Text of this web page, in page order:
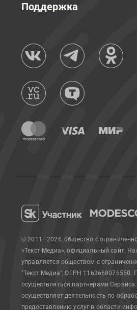
Поддержка
© 2011—2026, общество с
«Текст Медиа», официальный сайт.
управляется обществом с
"Текст Медиа", ОГРН 1163668076550.
осуществляться партнерами Сервиса.
осуществляет деятельность по
предоставлению услуг в области